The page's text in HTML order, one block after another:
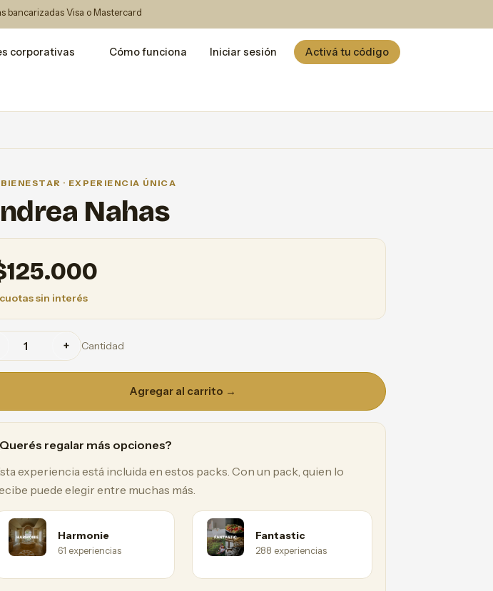
bancarizadas Visa o Mastercard
corporativas Cómo funciona Iniciar sesión Activá tu código
BIENESTAR · EXPERIENCIA ÚNICA
Nahas
125.000
sin interés
+ Cantidad
Agregar al carrito →
regalar más opciones?
experiencia está incluida en estos packs. Con un pack, quien lo
puede elegir entre muchas más.
Harmonie
61 experiencias
Fantastic
288 experiencias